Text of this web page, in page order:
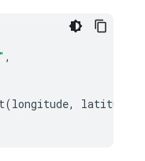
,
(longitude, latitude